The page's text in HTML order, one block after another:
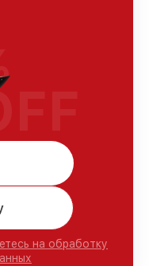
на обработку